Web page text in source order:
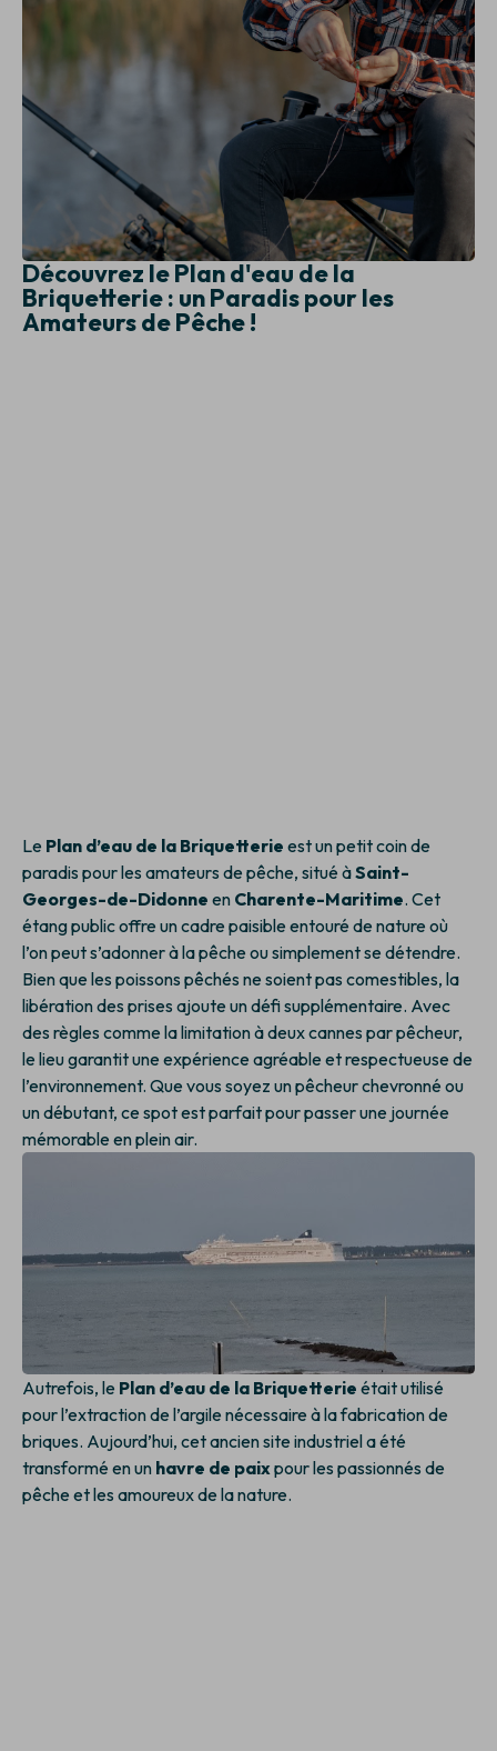
Découvrez le Plan d'eau de la
Briquetterie : un Paradis pour les
Amateurs de Pêche !
Le Plan d’eau de la Briquetterie est un petit coin de
paradis pour les amateurs de pêche, situé àSaint-
Georges-de-Didonne en Charente-Maritime. Cet
étang public offre un cadre paisible entouré de nature où
l’on peut s’adonner à la pêche ou simplement se détendre.
Bien que les poissons pêchés ne soient pas comestibles, la
libération des prises ajoute un défi supplémentaire. Avec
des règles comme la limitation à deux cannes par pêcheur,
le lieu garantit une expérience agréable et respectueuse de
l’environnement. Que vous soyez un pêcheur chevronné ou
un débutant, ce spot est parfait pour passer une journée
mémorable en plein air.
Autrefois, le Plan d’eau de la Briquetterie était utilisé
pour l’extraction de l’argile nécessaire à la fabrication de
briques. Aujourd’hui, cet ancien site industriel a été
transformé en un havre de paix pour les passionnés de
pêche et les amoureux de la nature.